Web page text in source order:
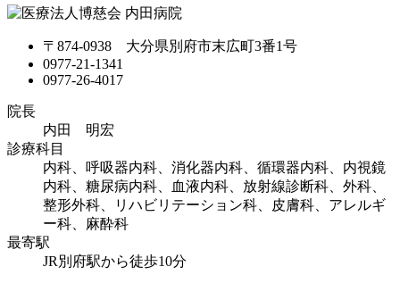
〒874-0938 大分県別府市末広町3番1号
0977-21-1341
0977-26-4017
院長
内田 明宏
診療科目
内科、呼吸器内科、消化器内科、循環器内科、内視鏡
内科、糖尿病内科、血液内科、放射線診断科、外科、
整形外科、リハビリテーション科、皮膚科、アレルギ
ー科、麻酔科
最寄駅
JR別府駅から徒歩10分